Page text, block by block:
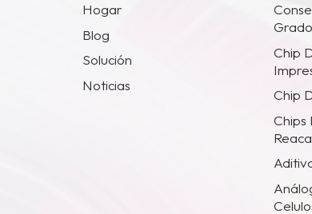
Hogar
Blog
Solución
Noticias
Chip
Chip
Chips